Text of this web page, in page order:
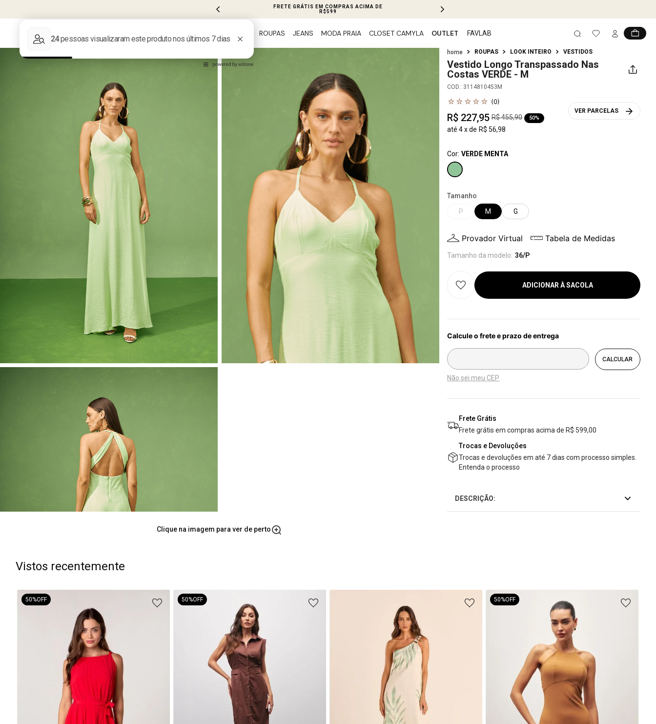
FRETE GRÁTIS EM COMPRAS ACIMA DE
R$599
ROUPAS JEANS MODA PRAIA CLOSET CAMYLA OUTLET FAVLAB
ROUPAS LOOK INTEIRO VESTIDOS
Vestido Longo Transpassado Nas
Costas VERDE - M
COD.: 3114810453M
☆ ☆ ☆ ☆ ☆ (0)
R$ 227,95 R$455,90 50%
até 4 x de R$ 56,98
VER PARCELAS
Cor: VERDE MENTA
Tamanho
P
M G
Provador Virtual Tabela de Medidas
Tamanho da modelo: 36/P
ADICIONAR À SACOLA
Não sei meu CEP
Frete Grátis
Frete grátis em compras acima de R$ 599,00
Trocas e Devoluções
Trocas e devoluções em até 7 dias com processo simples.
Entenda o processo
DESCRIÇÃO:
Clique na imagem para ver de perto
Vistos recentemente
50%OFF 50%OFF 50%OFF